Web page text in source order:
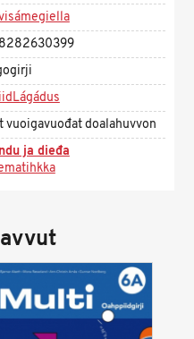
vuoigavuođat doalahuvvon
ja dieđa